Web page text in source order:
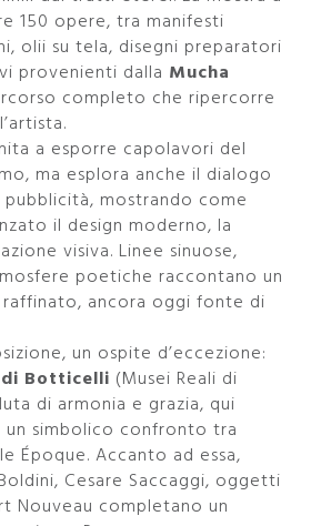
150 opere, tra manifesti
olii su tela, disegni preparatori
provenienti dalla Mucha
completo che ripercorre
a esporre capolavori del
ma esplora anche il dialogo
mostrando come
il design moderno, la
visiva. Linee sinuose,
poetiche raccontano un
ancora oggi fonte di
un ospite d’eccezione:
Botticelli (Musei Reali di
di armonia e grazia, qui
un simbolico confronto tra
Époque. Accanto ad essa,
Cesare Saccaggi, oggetti
Nouveau completano un